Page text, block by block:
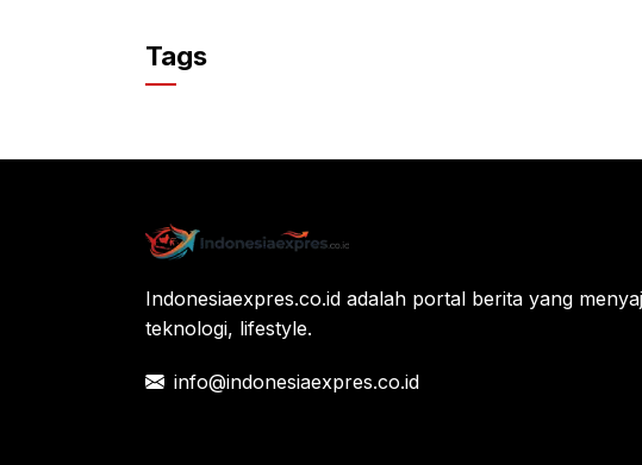
c
e
o
k
p
Tags
Indonesiaexpres.co.id adalah portal berita yang
teknologi, lifestyle.
info@indonesiaexpres.co.id